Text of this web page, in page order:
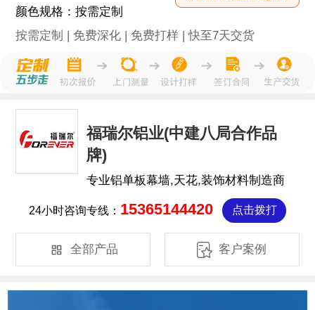
颜色规格：按需定制
按需定制 | 免费深化 | 免费打样 | 快至7天交货
福瑞尔铝业(中建八局合作品
牌)
专业铝单板幕墙,天花,装饰材料制造商
24小时咨询专线： 15365144420 点击拨打
 全部产品  客户案例